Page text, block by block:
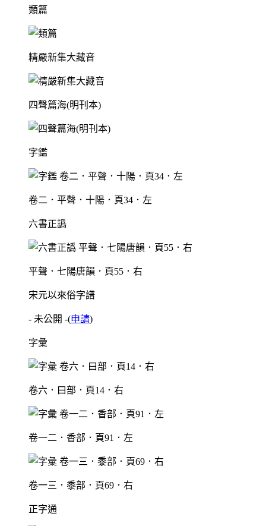
類篇
精嚴新集大藏音
四聲篇海(明刊本)
字鑑
卷二．平聲．十陽．頁34．左
六書正譌
平聲．七陽唐韻．頁55．右
宋元以來俗字譜
- 未公開 -(申請)
字彙
卷六．曰部．頁14．右
卷一二．香部．頁91．左
卷一三．黍部．頁69．右
正字通